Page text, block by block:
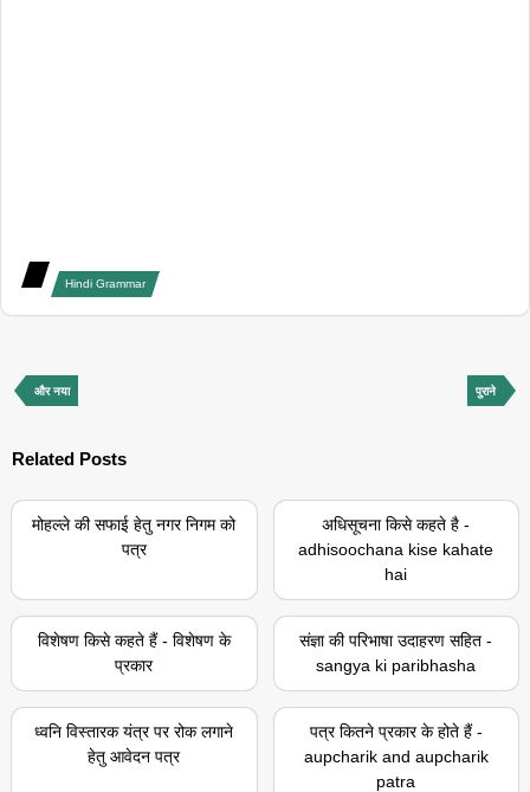
Hindi Grammar
और नया पुराने
Related Posts
मोहल्ले की सफाई हेतु नगर निगम को
पत्र
अधिसूचना किसे कहते है -
adhisoochana kise kahate
hai
विशेषण किसे कहते हैं - विशेषण के
प्रकार
संज्ञा की परिभाषा उदाहरण सहित -
sangya ki paribhasha
ध्वनि विस्तारक यंत्र पर रोक लगाने
हेतु आवेदन पत्र
पत्र कितने प्रकार के होते हैं -
aupcharik and aupcharik
patra